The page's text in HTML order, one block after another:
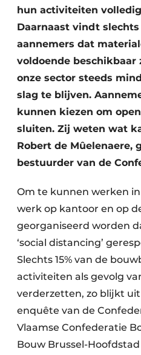
Interieurarchitectuur
Renovatie
Software
Toegangscontrole
Veiligheid & Opleiding
hun activiteiten
Daarnaast vindt slechts
aannemers dat
voldoende beschikbaar
onze sector steeds
slag te blijven.
kunnen kiezen om
sluiten. Zij weten wat
Robert de Mûelenaere,
bestuurder van de
Om te kunnen werken
werk op kantoor en op
georganiseerd worden
‘social distancing’
Slechts 15% van de
activiteiten als gevolg
verderzetten, zo blijkt
enquête van de
Vlaamse Confederatie
Bouw Brussel-